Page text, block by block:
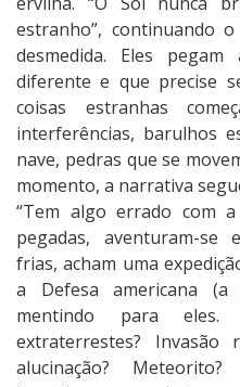
estranho”, continuando
desmedida. Eles
diferente e que precise
coisas estranhas
interferências, barulhos
nave, pedras que se
momento, a narrativa
“Tem algo errado com a
pegadas, aventuram-se
frias, acham uma
a Defesa americana (a
mentindo para
extraterrestes? Invasão
alucinação?